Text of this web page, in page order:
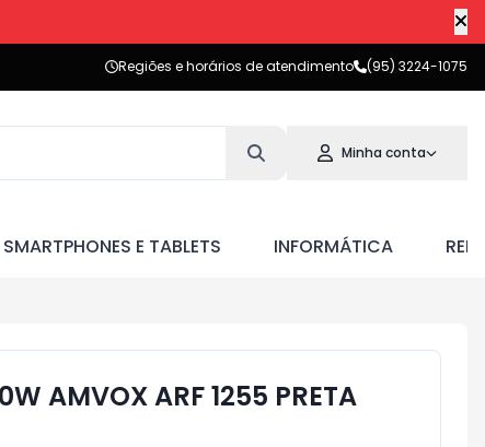
Regiões e horários de atendimento (95) 3224-1075
Minha conta
SMARTPHONES E TABLETS INFORMÁTICA REDE
AMVOX ARF 1255 PRETA